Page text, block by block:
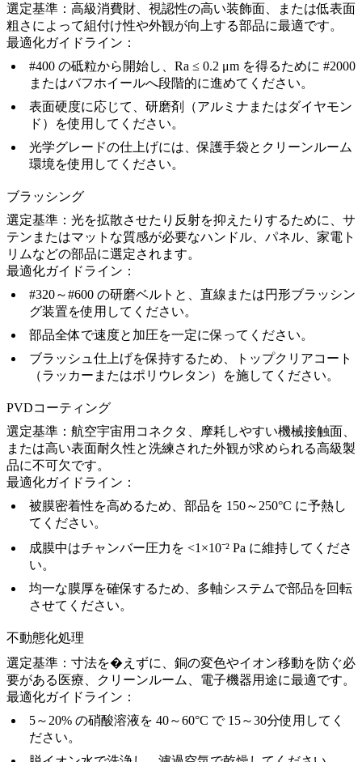
選定基準： 高級消費財、視認性の高い装飾面、または低表面
粗さによって組付け性や外観が向上する部品に最適です。
最適化ガイドライン：
#400 の砥粒から開始し、Ra ≤ 0.2 μm を得るために #2000
またはバフホイールへ段階的に進めてください。
表面硬度に応じて、研磨剤（アルミナまたはダイヤモン
ド）を使用してください。
光学グレードの仕上げには、保護手袋とクリーンルーム
環境を使用してください。
ブラッシング
選定基準： 光を拡散させたり反射を抑えたりするために、サ
テンまたはマットな質感が必要なハンドル、パネル、家電ト
リムなどの部品に選定されます。
最適化ガイドライン：
#320～#600 の研磨ベルトと、直線または円形ブラッシン
グ装置を使用してください。
部品全体で速度と加圧を一定に保ってください。
ブラッシュ仕上げを保持するため、トップクリアコート
（ラッカーまたはポリウレタン）を施してください。
PVDコーティング
選定基準： 航空宇宙用コネクタ、摩耗しやすい機械接触面、
または高い表面耐久性と洗練された外観が求められる高級製
品に不可欠です。
最適化ガイドライン：
被膜密着性を高めるため、部品を 150～250°C に予熱し
てください。
成膜中はチャンバー圧力を <1×10⁻² Pa に維持してくださ
い。
均一な膜厚を確保するため、多軸システムで部品を回転
させてください。
不動態化処理
選定基準： 寸法を�えずに、銅の変色やイオン移動を防ぐ必
要がある医療、クリーンルーム、電子機器用途に最適です。
最適化ガイドライン：
5～20% の硝酸溶液を 40～60°C で 15～30分使用してく
ださい。